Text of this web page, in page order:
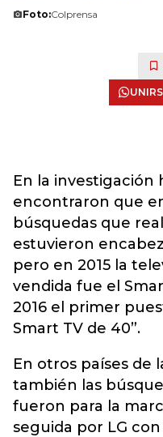
Foto:Colprensa
En la investigación
encontraron que
búsquedas que
estuvieron
pero en 2015 la
vendida fue el
2016 el primer
Smart TV de 40”.
En otros países de
también las
fueron para la
seguida por LG con